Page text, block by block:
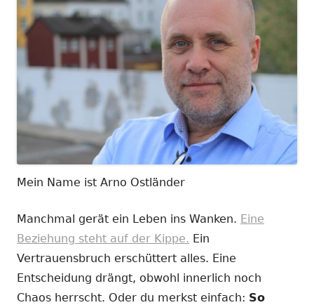
Mein Name ist Arno Ostländer
Manchmal gerät ein Leben ins Wanken. Eine
Beziehung steht auf der Kippe. Ein
Vertrauensbruch erschüttert alles. Eine
Entscheidung drängt, obwohl innerlich noch
Chaos herrscht. Oder du merkst einfach: So